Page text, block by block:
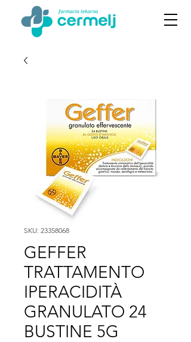
SKU: 23358068
GEFFER
TRATTAMENTO
IPERACIDITÀ
GRANULATO 24
BUSTINE 5G